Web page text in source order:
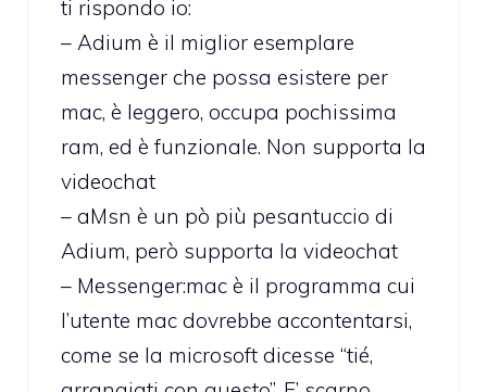
ti rispondo io:
– Adium è il miglior esemplare
messenger che possa esistere per
mac, è leggero, occupa pochissima
ram, ed è funzionale. Non supporta la
videochat
– aMsn è un pò più pesantuccio di
Adium, però supporta la videochat
– Messenger:mac è il programma cui
l’utente mac dovrebbe accontentarsi,
come se la microsoft dicesse “tié,